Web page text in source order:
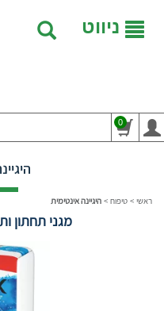
ניווט
0
ראשי > טיפוח > היגיינה אינטימית
מגני תחתון